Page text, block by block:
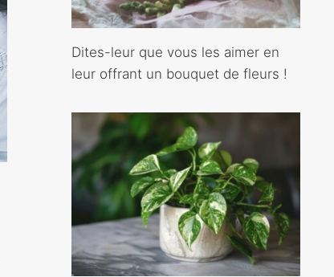
Dites-leur que vous les aimer en
leur offrant un bouquet de fleurs !